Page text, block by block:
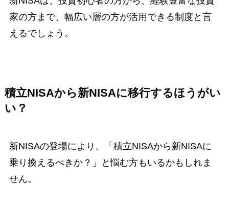
家の方まで、幅広い層の方が活用できる制度と言
えるでしょう。
積立NISAから新NISAに移行するほうがい
い？
新NISAの登場により、「積立NISAから新NISAに
乗り換えるべきか？」と悩む方もいるかもしれま
せん。